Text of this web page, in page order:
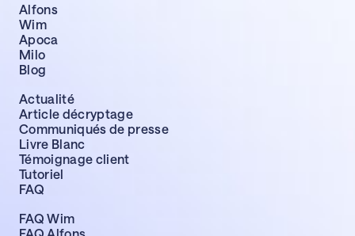
Alfons
Wim
Apoca
Milo
Blog
Actualité
Article décryptage
Communiqués de presse
Livre Blanc
Témoignage client
Tutoriel
FAQ
FAQ Wim
FAQ Alfons